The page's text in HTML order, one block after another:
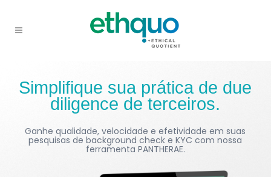
Simplifique sua prática de due
diligence de terceiros.
Ganhe qualidade, velocidade e efetividade em suas
pesquisas debackground check e KYC com nossa
ferramenta PANTHERAE.